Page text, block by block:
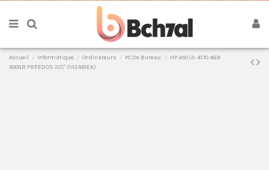
Accueil Informatique Ordinateurs PC De Bureau
HP 450 i3-4170 4GB
500GB FREEDOS 20\" (M2A81EA)